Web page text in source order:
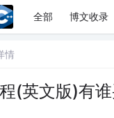
全部 博文收录
情
(英文版)有